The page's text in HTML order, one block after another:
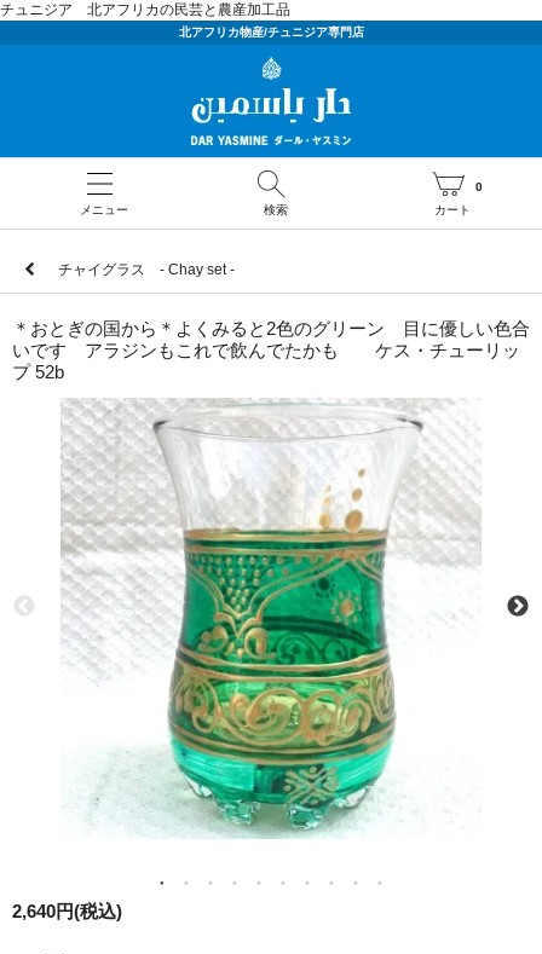
チュニジア 北アフリカの民芸と農産加工品
北アフリカ物産/チュニジア専門店
メニュー 検索 カート
0
チャイグラス - Chay set -
＊おとぎの国から＊よくみると2色のグリーン 目に優しい色合
いです アラジンもこれで飲んでたかも ケス・チューリッ
プ 52b
2,640円(税込)